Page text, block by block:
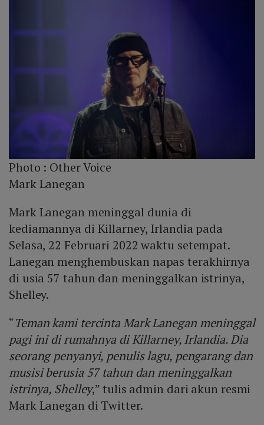
Photo : Other Voice
Mark Lanegan
Mark Lanegan meninggal dunia di
kediamannya di Killarney, Irlandia pada
Selasa, 22 Februari 2022 waktu setempat.
Lanegan menghembuskan napas terakhirnya
di usia 57 tahun dan meninggalkan istrinya,
Shelley.
“Teman kami tercinta Mark Lanegan meninggal
pagi ini di rumahnya di Killarney, Irlandia. Dia
seorang penyanyi, penulis lagu, pengarang dan
musisi berusia 57 tahun dan meninggalkan
istrinya, Shelley,” tulis admin dari akun resmi
Mark Lanegan di Twitter.